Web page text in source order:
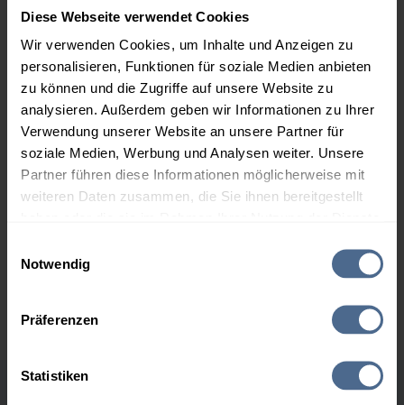
Diese Webseite verwendet Cookies
Wir verwenden Cookies, um Inhalte und Anzeigen zu
personalisieren, Funktionen für soziale Medien anbieten
zu können und die Zugriffe auf unsere Website zu
analysieren. Außerdem geben wir Informationen zu Ihrer
Verwendung unserer Website an unsere Partner für
soziale Medien, Werbung und Analysen weiter. Unsere
Partner führen diese Informationen möglicherweise mit
weiteren Daten zusammen, die Sie ihnen bereitgestellt
Notwendig
Präferenzen
Statistiken
der Fed ist für den 17. September anberaumt.
Insgesamt bleiben die Vorgaben für den österreichischen
Inlandsmarkt zum Wochenstart stabil, sodass die
Heizölpreiseebenfalls nur wenig verändert in den Montag
starten. Aktuelle Berechnungen und erste Preistendenzen
lassen aus morgendlicher Sicht nur ein leichtes Plus in einer
Größenordnung von 0,2 bis 0,3 Cent pro Liter erwarten. Die
Notierungen bewegen sich damit weiterhin auf dem
oberhalb der Tiefstände der letzten Jahre. Die Konditionen
für die Einlagerung zur nächsten Heizperiode könnten also